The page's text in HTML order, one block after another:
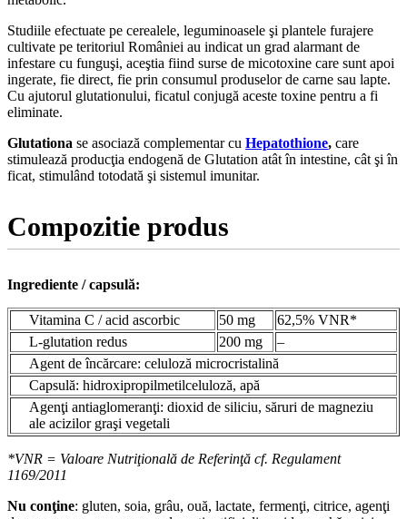
Studiile efectuate pe cerealele, leguminoasele şi plantele furajere
cultivate pe teritoriul României au indicat un grad alarmant de
infestare cu funguşi, aceştia fiind surse de micotoxine care sunt apoi
ingerate, fie direct, fie prin consumul produselor de carne sau lapte.
Cu ajutorul glutationului, ficatul conjugă aceste toxine pentru a fi
eliminate.
Glutationa se asociază complementar cu Hepatothione, care
stimulează producţia endogenă de Glutation atât în intestine, cât şi în
ficat, stimulând totodată şi sistemul imunitar.
Compozitie produs
Ingrediente / capsulă:
Vitamina C / acid ascorbic 50 mg
62,5% VNR*
L-glutation redus
200 mg
–
Agent de încărcare: celuloză microcristalină
Capsulă: hidroxipropilmetilceluloză, apă
Agenţi antiaglomeranţi: dioxid de siliciu, săruri de magneziu
ale acizilor graşi vegetali
*VNR = Valoare Nutriţională de Referinţă cf. Regulament
1169/2011
Nu conţine: gluten, soia, grâu, ouă, lactate, fermenţi, citrice, agenţi